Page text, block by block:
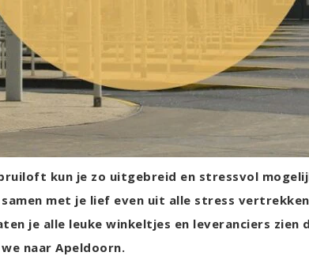
kun je zo uitgebreid en stressvol
met je lief even uit alle stress
je alle leuke winkeltjes en leveranciers zien
naar Apeldoorn.